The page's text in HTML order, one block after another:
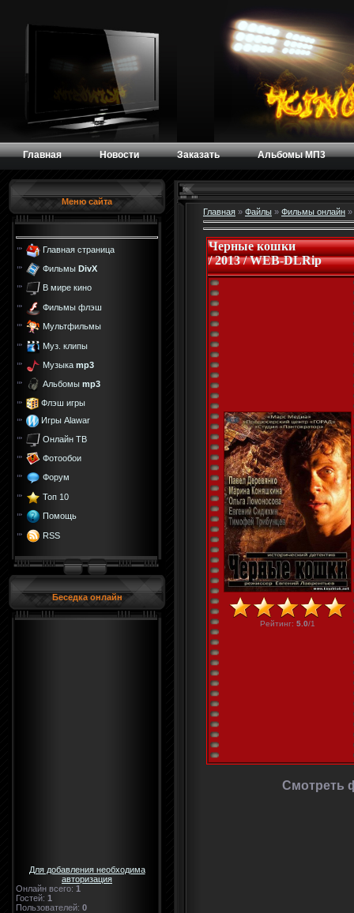
Главная Новости Заказать Альбомы МП3
Меню сайта
Главная страница
Фильмы DivX
В мире кино
Фильмы флэш
Мультфильмы
Муз. клипы
Музыка mp3
Альбомы mp3
Флэш игры
Игры Alawar
Онлайн ТВ
Фотообои
Форум
Топ 10
Помощь
RSS
Беседка онлайн
Для добавления необходима
авторизация
Онлайн всего: 1
Гостей: 1
Пользователей: 0
Главная » Файлы » Фильмы онлайн »
Черные кошки
/ 2013 / WEB-DLRip
Рейтинг: 5.0/1
Смотреть